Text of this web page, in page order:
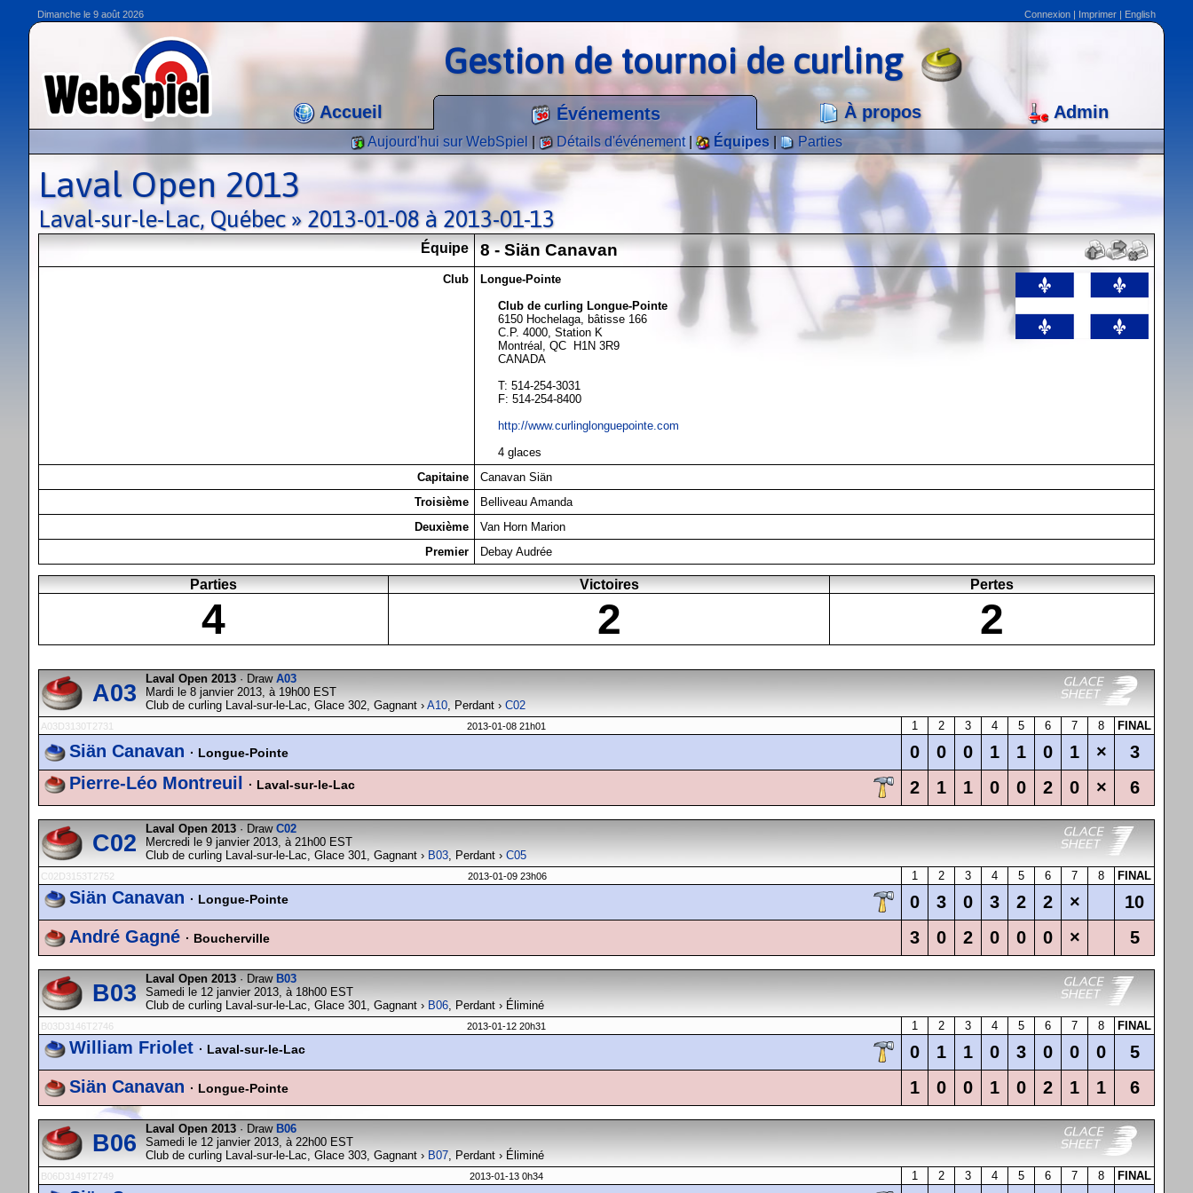
Dimanche le 9 août 2026 Connexion | Imprimer | English
Gestion de tournoi de curling
Accueil Événements À propos Admin
Aujourd'hui sur WebSpiel Détails d'événement| Équipes Parties
Laval Open 2013
Laval-sur-le-Lac, Québec » 2013-01-08 à 2013-01-13
Équipe 8 - Siän Canavan
Club
Longue-Pointe
Club de curling Longue-Pointe
6150 Hochelaga, bâtisse 166
C.P. 4000, Station K
Montréal, QC H1N 3R9
CANADA
T: 514-254-3031
F: 514-254-8400
http://www.curlinglonguepointe.com
4 glaces
Capitaine
Canavan Siän
Troisième
Belliveau Amanda
Deuxième
Van Horn Marion
Premier
Debay Audrée
Parties Victoires Pertes
4 2 2
A03
Laval Open 2013 · Draw A03
Mardi le 8 janvier 2013, à 19h00 EST
Club de curling Laval-sur-le-Lac, Glace 302, Gagnant › A10, Perdant › C02
A03D3130T2731 2013-01-08 21h01 1 2 3 4 5 6 7 8 FINAL
Siän Canavan · Longue-Pointe 0 0 0 1 1 0 1 ×
3
Pierre-Léo Montreuil
· Laval-sur-le-Lac 2 1 1 0 0 2 0 × 6
C02
Laval Open 2013 · Draw C02
Mercredi le 9 janvier 2013, à 21h00 EST
Club de curling Laval-sur-le-Lac, Glace 301, Gagnant › B03, Perdant › C05
C02D3153T2752 2013-01-09 23h06 1 2 3 4 5 6 7 8 FINAL
Siän Canavan · Longue-Pointe 0 3 0 3 2 2 ×
10
André Gagné · Boucherville 3 0 2 0 0 0 × 5
B03
Laval Open 2013 · Draw B03
Samedi le 12 janvier 2013, à 18h00 EST
Club de curling Laval-sur-le-Lac, Glace 301, Gagnant › B06, Perdant › Éliminé
B03D3146T2746 2013-01-12 20h31 1 2 3 4 5 6 7 8 FINAL
William Friolet · Laval-sur-le-Lac 0 1 1 0 3 0 0 0
5
Siän Canavan · Longue-Pointe 1 0 0 1 0 2 1 1 6
B06
Laval Open 2013 · Draw B06
Samedi le 12 janvier 2013, à 22h00 EST
Club de curling Laval-sur-le-Lac, Glace 303, Gagnant › B07, Perdant › Éliminé
B06D3149T2749 2013-01-13 0h34 1 2 3 4 5 6 7 8 FINAL